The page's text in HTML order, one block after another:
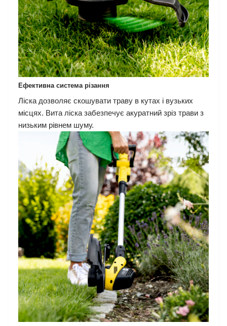
Ефективна система різання
Ліска дозволяє скошувати траву в кутах і вузьких
місцях. Вита ліска забезпечує акуратний зріз трави з
низьким рівнем шуму.